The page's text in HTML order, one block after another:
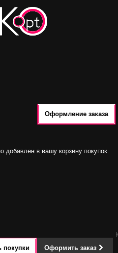
Оформление заказа
добавлен в вашу корзину покупок
покупки Оформить заказ
Toggle